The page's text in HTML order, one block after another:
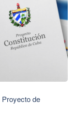
Proyecto de